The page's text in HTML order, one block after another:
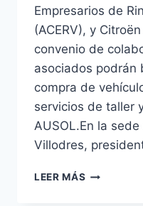
Empresarios de
(ACERV), y
convenio de
asociados podrán
compra de
servicios de taller
AUSOL.En la sede
Villodres,
LEER MÁS ACUERDO